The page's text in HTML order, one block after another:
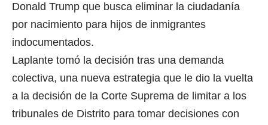
Donald Trump que busca eliminar la ciudadanía
por nacimiento para hijos de inmigrantes
indocumentados.
Laplante tomó la decisión tras una demanda
colectiva, una nueva estrategia que le dio la vuelta
a la decisión de la Corte Suprema de limitar a los
tribunales de Distrito para tomar decisiones con